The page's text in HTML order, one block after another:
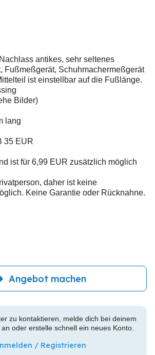
antikes, sehr seltenes
Fußmeßgerät, Schuhmachermeßgerät
ist einstellbar auf die Fußlänge.
Bilder)
lang
35 EUR
ist für 6,99 EUR zusätzlich möglich
daher ist keine
Keine Garantie oder Rücknahne.
Angebot machen
zu kontaktieren, melde dich bei deinem
oder erstelle schnell ein neues Konto.
/ Registrieren